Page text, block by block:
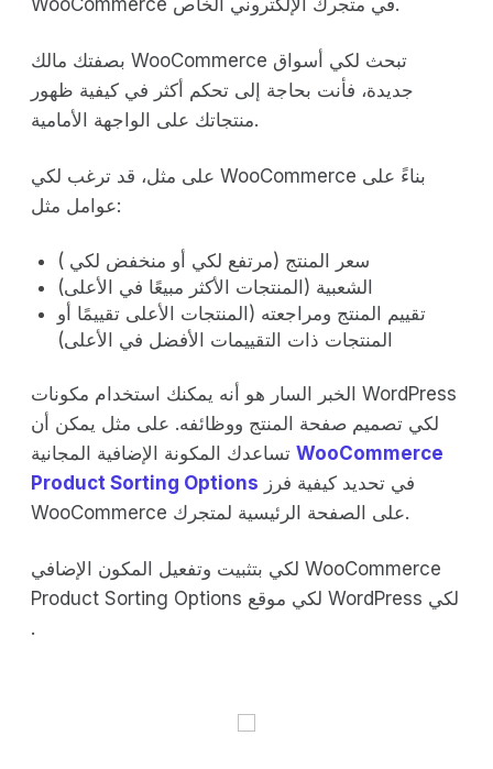
بصفتك مالك WooCommerce تبحث لكي أسواق
جديدة، فأنت بحاجة إلى تحكم أكثر في كيفية ظهور
منتجاتك على الواجهة الأمامية.
على مثل، قد ترغب لكي WooCommerce بناءً على
عوامل مثل:
سعر المنتج (مرتفع لكي أو منخفض لكي )
الشعبية (المنتجات الأكثر مبيعًا في الأعلى)
تقييم المنتج ومراجعته (المنتجات الأعلى تقييمًا أو
المنتجات ذات التقييمات الأفضل في الأعلى)
الخبر السار هو أنه يمكنك استخدام مكونات WordPress
لكي تصميم صفحة المنتج ووظائفه. على مثل يمكن أن
WooCommerce
Product Sorting Options
WooCommerce على الصفحة الرئيسية لمتجرك.
لكي بتثبيت وتفعيل المكون الإضافي WooCommerce
Product Sorting Options لكي موقع WordPress لكي
.